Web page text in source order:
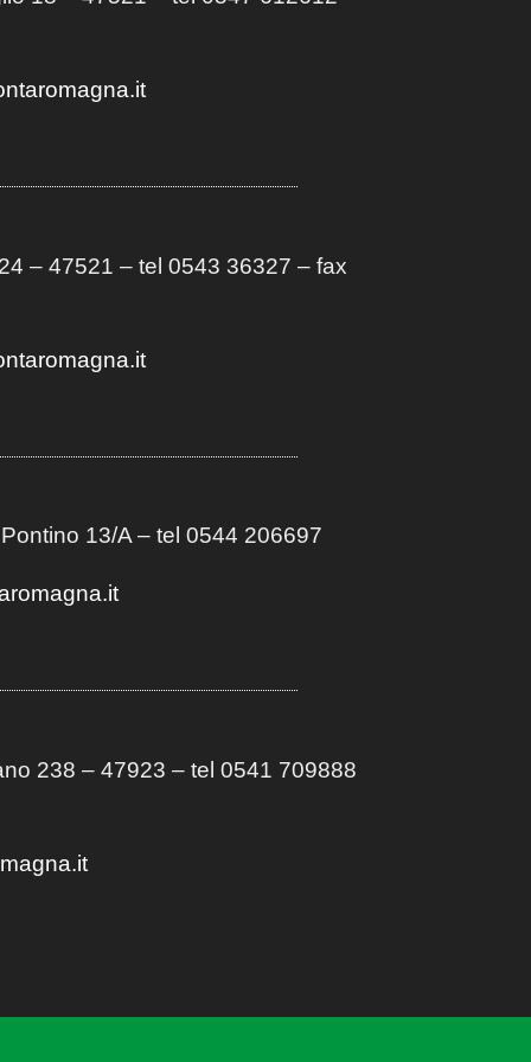
– 47521 – tel 0543 36327 – fax
13/A– tel 0544 206697
238 – 47923 – tel 0541 709888